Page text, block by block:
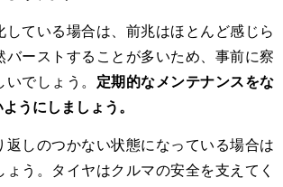
している場合は、前兆はほとんど感じら
バーストすることが多いため、事前に察
でしょう。 定期的なメンテナンスをな
うにしましょう。
返しのつかない状態になっている場合は
ょう。タイヤはクルマの安全を支えてく